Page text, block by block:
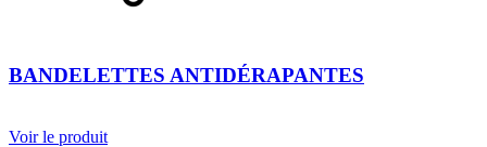
BANDELETTES ANTIDÉRAPANTES
Voir le produit